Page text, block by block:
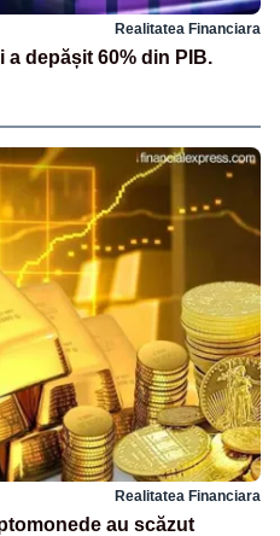
Realitatea Financiara
a depășit 60% din PIB.
Realitatea Financiara
au scăzut